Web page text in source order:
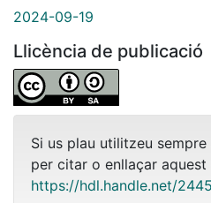
2024-09-19
Llicència de publicació
Si us plau utilitzeu
per citar o enllaçar
https://hdl.handle.net/